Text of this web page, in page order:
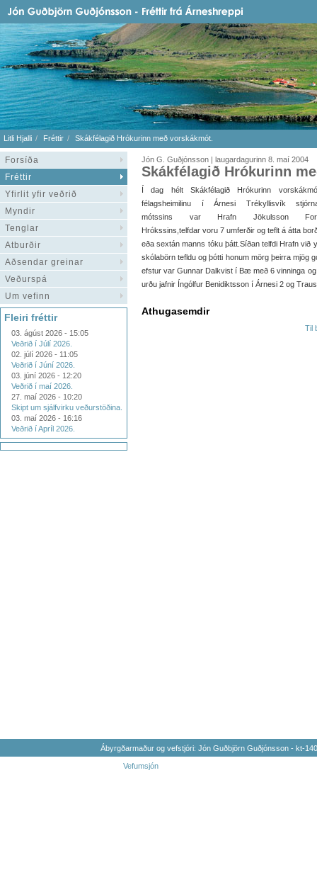
Litli Hjalli Fréttir Skákfélagið Hrókurinn með vorskákmót.
Forsíða
Fréttir
Yfirlit yfir veðrið
Myndir
Tenglar
Atburðir
Aðsendar greinar
Veðurspá
Um vefinn
Fleiri fréttir
03. ágúst 2026 - 15:05
Veðrið í Júlí 2026.
02. júlí 2026 - 11:05
Veðrið í Júní 2026.
03. júní 2026 - 12:20
Veðrið í maí 2026.
27. maí 2026 - 10:20
Skipt um sjálfvirku veðurstöðina.
03. maí 2026 - 16:16
Veðrið í Apríl 2026.
Jón G. Guðjónsson | laugardagurinn 8. maí 2004
Skákfélagið Hrókurinn
Í dag hélt Skákfélagið Hrókurinn
félagsheimilinu í Árnesi Trékyllisvík
mótssins var Hrafn Jökulsson
Hrókssins,telfdar voru 7 umferðir og teflt á átta
eða sextán manns tóku þátt.Síðan telfdi Hrafn við
skólabörn tefldu og þótti honum mörg þeirra mjög
efstur var Gunnar Dalkvist í Bæ með 6 vinninga
urðu jafnir Íngólfur Benidiktsson í Árnesi 2 og
Athugasemdir
Til
Ábyrgðarmaður og vefstjóri: Jón Guðbjörn Guðjónsson - kt-
Vefumsjón